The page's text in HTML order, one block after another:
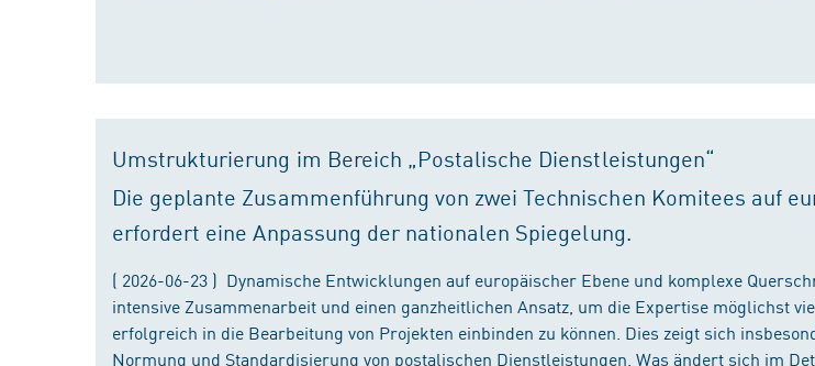
Umstrukturierung im Bereich „Postalische Dienstleistungen“
Die geplante Zusammenführung von zwei Technischen Komitees auf
erfordert eine Anpassung der nationalen Spiegelung.
( 2026-06-23 ) Dynamische Entwicklungen auf europäischer Ebene und komplexe
intensive Zusammenarbeit und einen ganzheitlichen Ansatz, um die Expertise möglichst
erfolgreich in die Bearbeitung von Projekten einbinden zu können. Dies zeigt sich
Normung und Standardisierung von postalischen Dienstleistungen. Was ändert sich im